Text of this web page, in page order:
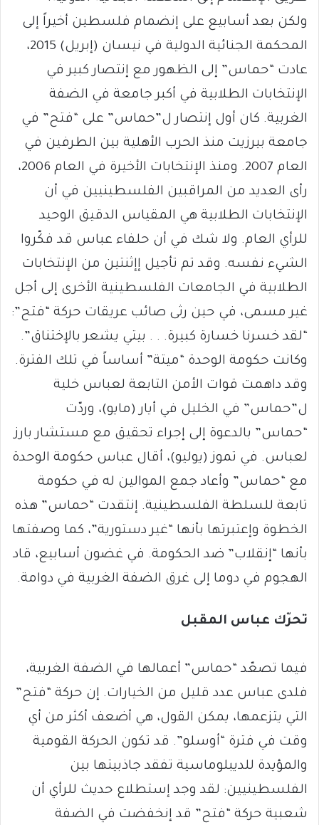
ولكن بعد أسابيع على إنضمام فلسطين أخيراً إلى
المحكمة الجنائية الدولية في نيسان (إبريل) 2015،
عادت “حماس” إلى الظهور مع إنتصار كبير في
الإنتخابات الطلابية في أكبر جامعة في الضفة
الغربية. كان أول إنتصار ل”حماس” على “فتح” في
جامعة بيرزيت منذ الحرب الأهلية بين الطرفين في
العام 2007. ومنذ الإنتخابات الأخيرة في العام 2006،
رأى العديد من المراقبين الفلسطينيين في أن
الإنتخابات الطلابية هي المقياس الدقيق الوحيد
للرأي العام. ولا شك في أن حلفاء عباس قد فكّروا
الشيء نفسه. وقد تم تأجيل إإثنتين من الإنتخابات
الطلابية في الجامعات الفلسطينية الأخرى إلى أجل
غير مسمى، في حين رثى صائب عريقات حركة “فتح”:
“لقد خسرنا خسارة كبيرة. . . بيتي يشعر بالإختناق”.
وكانت حكومة الوحدة “ميتة” أساساً في تلك الفترة.
وقد داهمت قوات الأمن التابعة لعباس خلية
ل”حماس” في الخليل في أيار (مايو)، وردّت
“حماس” بالدعوة إلى إجراء تحقيق مع مستشار بارز
لعباس. في تموز (يوليو)، أقال عباس حكومة الوحدة
مع “حماس” وأعاد جمع الموالين له في حكومة
تابعة للسلطة الفلسطينية. إنتقدت “حماس” هذه
الخطوة وإعتبرتها بأنها “غير دستورية”، كما وصفتها
بأنها “إنقلاب” ضد الحكومة. في غضون أسابيع، قاد
الهجوم في دوما إلى غرق الضفة الغربية في دوامة.
تحرّك عباس المقبل
فيما تصعّد “حماس” أعمالها في الضفة الغربية،
فلدى عباس عدد قليل من الخيارات. إن حركة “فتح”
التي يتزعمها، يمكن القول، هي أضعف أكثر من أي
وقت في فترة “أوسلو”. قد تكون الحركة القومية
والمؤيدة للديبلوماسية تفقد جاذبيتها بين
الفلسطينيين: لقد وجد إستطلاع حديث للرأي أن
شعبية حركة “فتح” قد إنخفضت في الضفة